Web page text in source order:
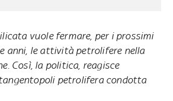
vuole fermare, per i prossimi
anni, le attività petrolifere nella
Così, la politica, reagisce
petrolifera condotta